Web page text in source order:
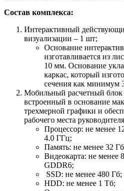
Состав комплекса:
Интерактивный
визуализации – 1 шт;
Основание
изготавливается из
10 мм. Основание
каркас, который
сечения как минимум
Мобильный расчетный
встроенный в основание
трехмерной графики и
рабочего места
Процессор: не менее
4.0 ГГц;
Память: не менее 32
Видеокарта: не менее
GDDR6;
SSD: не менее 480 Гб;
HDD: не менее 1 Тб;